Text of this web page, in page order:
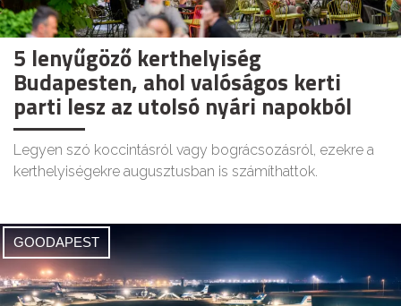
5 lenyűgöző kerthelyiség
Budapesten, ahol valóságos kerti
parti lesz az utolsó nyári napokból
Legyen szó koccintásról vagy bográcsozásról, ezekre a
kerthelyiségekre augusztusban is számíthattok.
GOODAPEST